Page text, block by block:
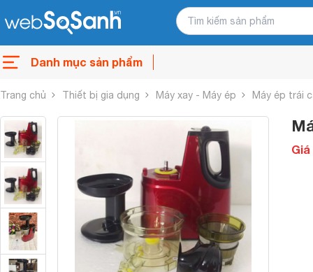
Danh mục sản phẩm
Trang chủ Thiết bị gia dụng Máy xay - Máy ép Máy ép trái